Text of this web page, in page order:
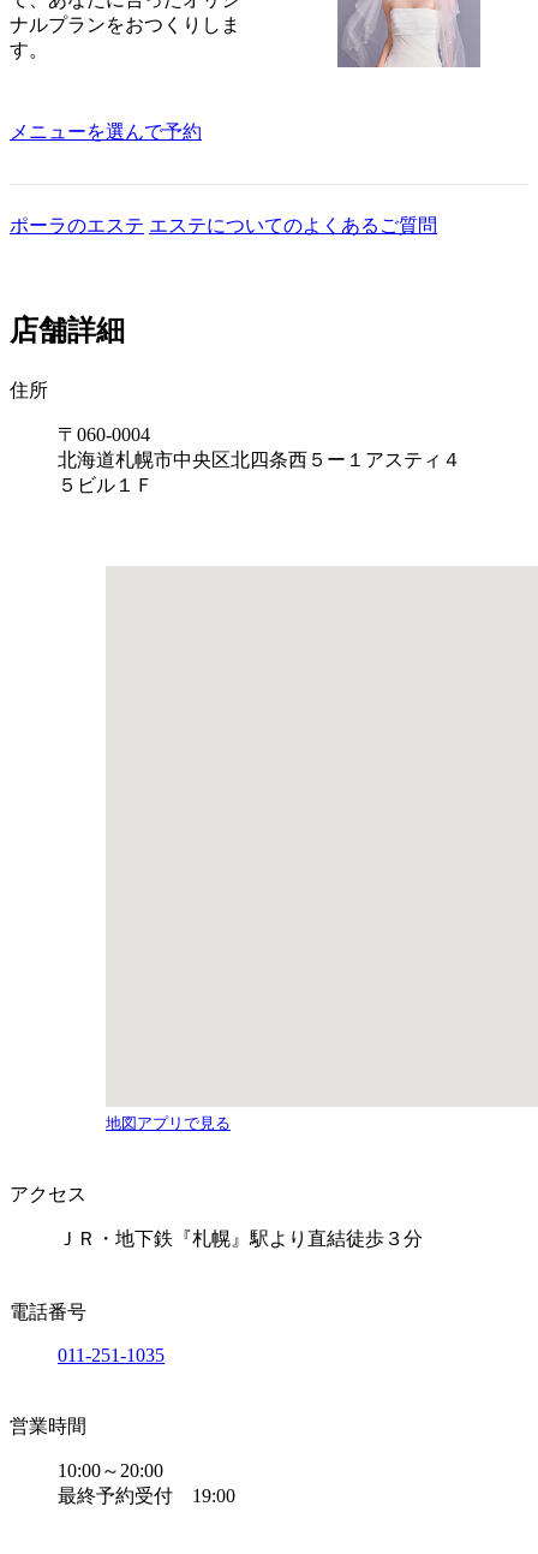
ナルプランをおつくりしま
す。
メニューを選んで予約
ポーラのエステ エステについてのよくあるご質問
店舗詳細
住所
〒060-0004
北海道札幌市中央区北四条西５ー１アスティ４
５ビル１Ｆ
地図アプリで見る
アクセス
ＪＲ・地下鉄『札幌』駅より直結徒歩３分
電話番号
011-251-1035
営業時間
10:00～20:00
最終予約受付 19:00